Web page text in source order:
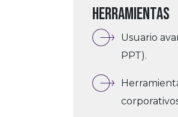
HERRAMIENTAS
Usuario
PPT).